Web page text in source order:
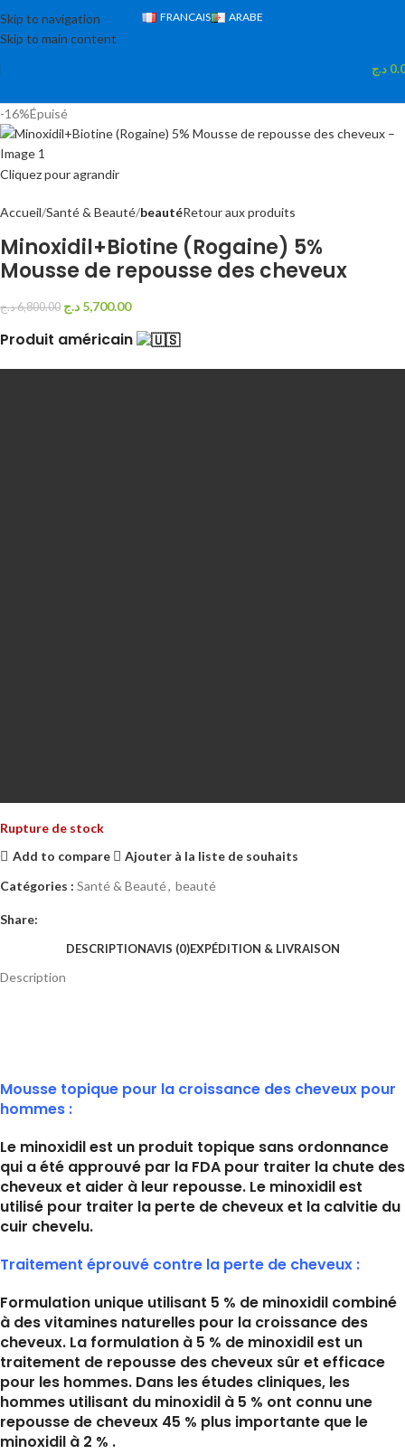
Skip to navigation
Skip to main content
FRANCAIS ARABE
د.ج
-16%Épuisé
Cliquez pour agrandir
Accueil Santé & Beauté beautéRetour aux produits
Minoxidil+Biotine (Rogaine) 5%
Mousse de repousse des cheveux
6,800.00د.ج 5,700.00 د.ج
Produit américain
Rupture de stock
Add to compare
Ajouter à la liste de souhaits
Catégories : Santé & Beauté, beauté
Share:
DESCRIPTIONAVIS (0)EXPÉDITION & LIVRAISON
Description
Mousse topique pour la croissance des cheveux pour
hommes :
Le minoxidil est un produit topique sans ordonnance
qui a été approuvé par la FDA pour traiter la chute des
cheveux et aider à leur repousse. Le minoxidil est
utilisé pour traiter la perte de cheveux et la calvitie du
cuir chevelu.
Traitement éprouvé contre la perte de cheveux :
Formulation unique utilisant 5 % de minoxidil combiné
à des vitamines naturelles pour la croissance des
cheveux. La formulation à 5 % de minoxidil est un
traitement de repousse des cheveux sûr et efficace
pour les hommes. Dans les études cliniques, les
hommes utilisant du minoxidil à 5 % ont connu une
repousse de cheveux 45 % plus importante que le
minoxidil à 2 % .